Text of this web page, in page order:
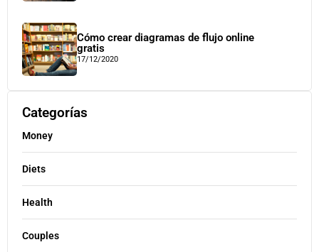
Cómo crear diagramas de flujo online
gratis
17/12/2020
Categorías
Money
Diets
Health
Couples